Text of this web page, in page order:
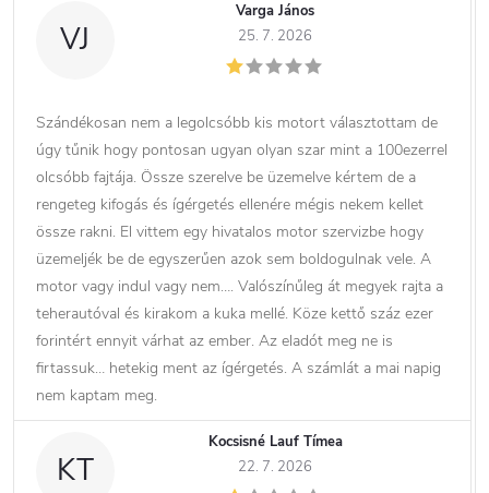
VJ
Varga János
25. 7. 2026
Szándékosan nem a legolcsóbb kis motort választottam de
úgy tűnik hogy pontosan ugyan olyan szar mint a 100ezerrel
olcsóbb fajtája. Össze szerelve be üzemelve kértem de a
rengeteg kifogás és ígérgetés ellenére mégis nekem kellet
össze rakni. El vittem egy hivatalos motor szervizbe hogy
üzemeljék be de egyszerűen azok sem boldogulnak vele. A
motor vagy indul vagy nem…. Valószínűleg át megyek rajta a
teherautóval és kirakom a kuka mellé. Köze kettő száz ezer
forintért ennyit várhat az ember. Az eladót meg ne is
firtassuk… hetekig ment az ígérgetés. A számlát a mai napig
nem kaptam meg.
KT
Kocsisné Lauf Tímea
22. 7. 2026